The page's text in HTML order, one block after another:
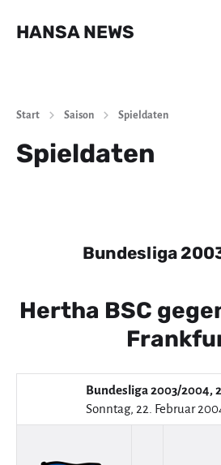
HANSA NEWS
Start Saison Spieldaten
Spieldaten
Bundesliga
Hertha BSC
Bundesliga 2003/2004,
Sonntag, 22. Februar